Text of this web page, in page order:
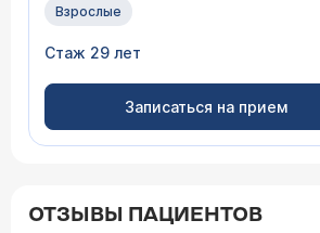
Взрослые
Стаж 29 лет
Записаться на прием
ОТЗЫВЫ ПАЦИЕНТОВ